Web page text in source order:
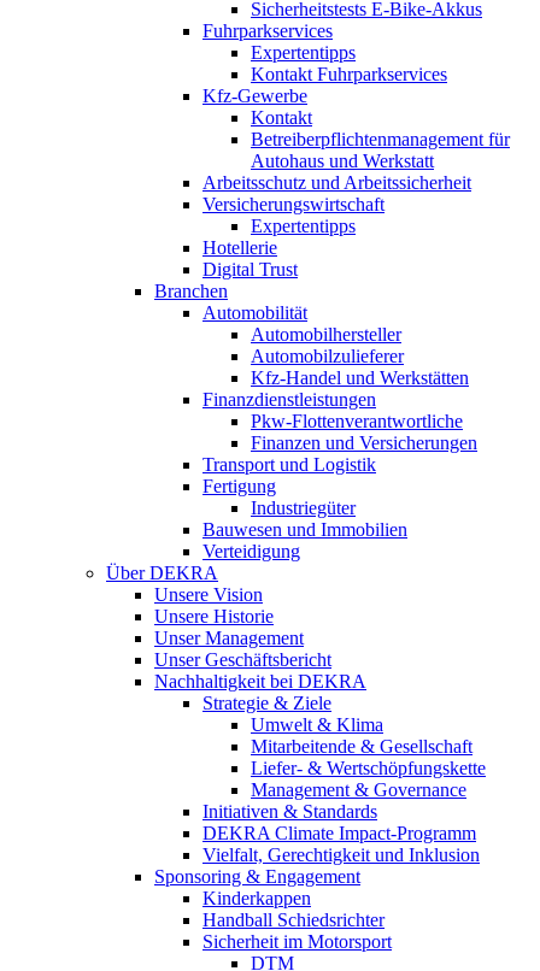
Sicherheitstests E-Bike-Akkus
Fuhrparkservices
Expertentipps
Kontakt Fuhrparkservices
Kfz-Gewerbe
Kontakt
Betreiberpflichtenmanagement für
Autohaus und Werkstatt
Arbeitsschutz und Arbeitssicherheit
Versicherungswirtschaft
Expertentipps
Hotellerie
Digital Trust
Branchen
Automobilität
Automobilhersteller
Automobilzulieferer
Kfz-Handel und Werkstätten
Finanzdienstleistungen
Pkw‑Flottenverantwortliche
Finanzen und Versicherungen
Transport und Logistik
Fertigung
Industriegüter
Bauwesen und Immobilien
Verteidigung
Über DEKRA
Unsere Vision
Unsere Historie
Unser Management
Unser Geschäftsbericht
Nachhaltigkeit bei DEKRA
Strategie & Ziele
Umwelt & Klima
Mitarbeitende & Gesellschaft
Liefer- & Wertschöpfungskette
Management & Governance
Initiativen & Standards
DEKRA Climate Impact-Programm
Vielfalt, Gerechtigkeit und Inklusion​
Sponsoring & Engagement
Kinderkappen
Handball Schiedsrichter
Sicherheit im Motorsport
DTM